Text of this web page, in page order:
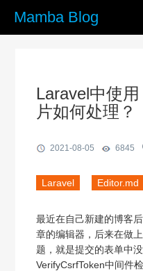
Mamba Blog
Laravel中使
片如何处理？
2021-08-05 6845
Laravel Editor.md
最近在自己新建的博客
章的编辑器，后来在做
题，就是提交的表单中
VerifyCsrfToken中间件